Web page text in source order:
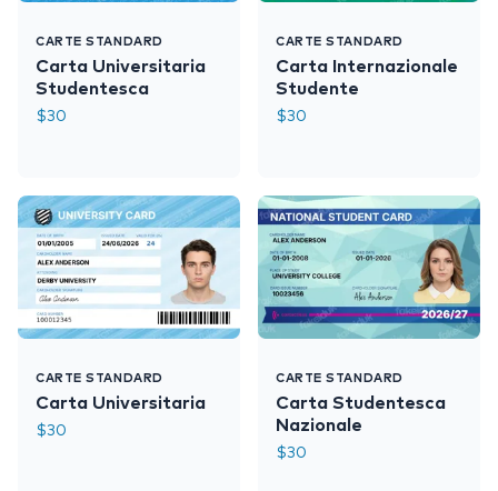
CARTE STANDARD
Carta Universitaria
Studentesca
$30
CARTE STANDARD
Carta Internazionale
Studente
$30
CARTE STANDARD
Carta Universitaria
$30
CARTE STANDARD
Carta Studentesca
Nazionale
$30